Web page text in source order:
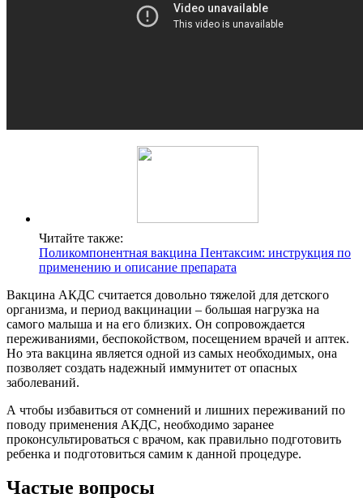
Читайте также:
Поликомпонентная вакцина Пентаксим: инструкция по
применению и описание препарата
Вакцина АКДС считается довольно тяжелой для детского
организма, и период вакцинации – большая нагрузка на
самого малыша и на его близких. Он сопровождается
переживаниями, беспокойством, посещением врачей и аптек.
Но эта вакцина является одной из самых необходимых, она
позволяет создать надежный иммунитет от опасных
заболеваний.
А чтобы избавиться от сомнений и лишних переживаний по
поводу применения АКДС, необходимо заранее
проконсультироваться с врачом, как правильно подготовить
ребенка и подготовиться самим к данной процедуре.
Частые вопросы